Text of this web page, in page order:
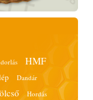
HMF
Dandár
Hordás